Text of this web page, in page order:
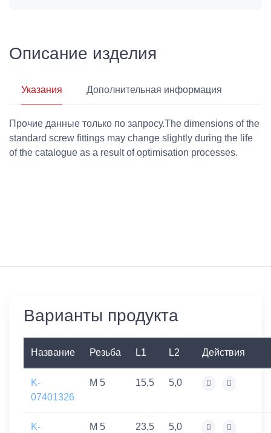
Описание изделия
Указания Дополнительная информация
Прочие данные только по запросу.The dimensions of the
standard screw fittings may change slightly during the life
of the catalogue as a result of optimisation processes.
Варианты продукта
Название Резьба L1 L2 Действия
K-
07401326
M 5 15,5 5,0
K-
M 5 23,5 5,0